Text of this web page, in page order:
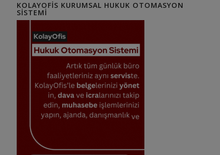
KOLAYOFIS KURUMSAL HUKUK OTOMASYON
SISTEMI